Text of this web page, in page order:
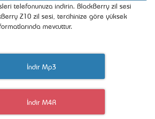
telefonunuza indirin. BlackBerry zil sesi
Z10 zil sesi, tercihinize göre yüksek
mevcuttur.
İndir Mp3
İndir M4R